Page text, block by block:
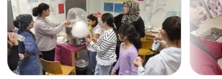
Sommerfeste in unseren Unterkünften
Patenschaft für die Zukunft: Gärtnern,
Begegnen, Gemeinsam Wachsen
Horizonte erweitern: Austauschprogramm